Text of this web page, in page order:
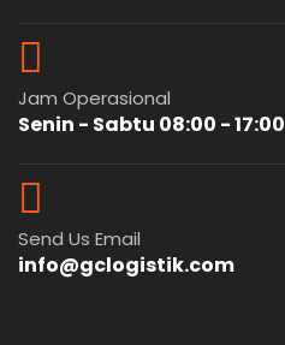
Jam Operasional
Senin - Sabtu 08:00 - 17:00
Send Us Email
info@gclogistik.com